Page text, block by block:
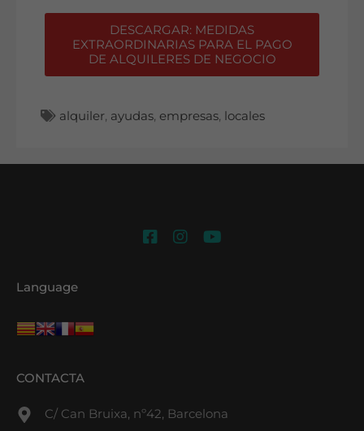
DESCARGAR: MEDIDAS
EXTRAORDINARIAS PARA EL PAGO
DE ALQUILERES DE NEGOCIO
alquiler, ayudas, empresas, locales
Language
CONTACTA
C/ Can Bruixa, nº42, Barcelona